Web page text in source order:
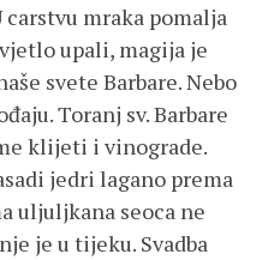
carstvu mraka pomalja
upali, magija je
svete Barbare. Nebo
Toranj sv. Barbare
klijeti i vinograde.
jedri lagano prema
uljuljkana seoca ne
je u tijeku. Svadba